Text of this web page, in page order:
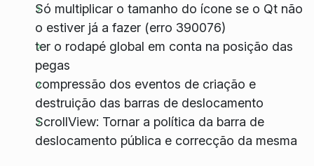
Só multiplicar o tamanho do ícone se o Qt não
o estiver já a fazer (erro 390076)
ter o rodapé global em conta na posição das
pegas
compressão dos eventos de criação e
destruição das barras de deslocamento
ScrollView: Tornar a política da barra de
deslocamento pública e correcção da mesma